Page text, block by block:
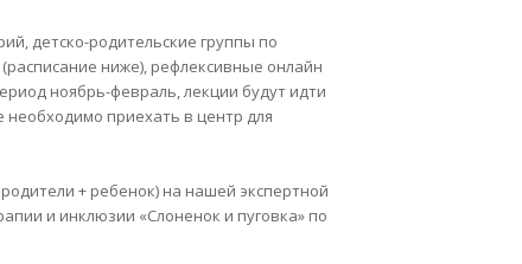
детско-родительские группы по
ниже), рефлексивные онлайн
ноябрь-февраль, лекции будут идти
необходимо приехать в центр для
+ ребенок) на нашей экспертной
и инклюзии «Слоненок и пуговка» по